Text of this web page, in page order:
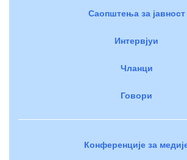
Саопштења за јавност
Интервјуи
Чланци
Говори
Конференције за